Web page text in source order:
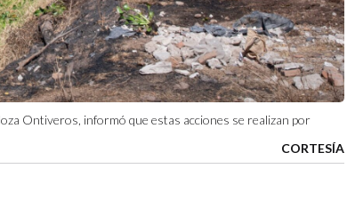
Ontiveros, informó que estas acciones se realizan por
CORTESÍA